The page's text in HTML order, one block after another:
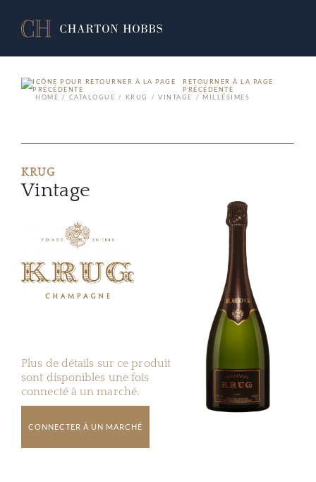
RETOURNER À LA PAGE
PRÉCÉDENTE
HOME
CATALOGUE KRUG VINTAGE MILLÉSIMES
KRUG
Vintage
Plus de détails sur ce produit
sont disponibles une fois
connecté à un marché.
CONNECTER À UN MARCHÉ